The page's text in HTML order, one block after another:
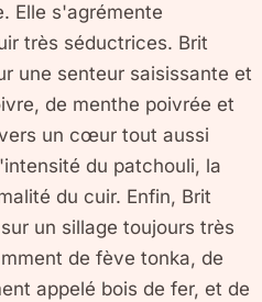
Elle s'agrémente
très séductrices. Brit
une senteur saisissante et
de menthe poivrée et
un cœur tout aussi
du patchouli, la
du cuir. Enfin, Brit
un sillage toujours très
de fève tonka, de
appelé bois de fer, et de